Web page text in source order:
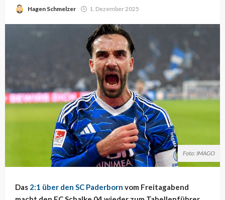
Hagen Schmelzer 1. Dezember 2025
Foto: IMAGO
Das 2:1 über den SC Paderborn vom Freitagabend